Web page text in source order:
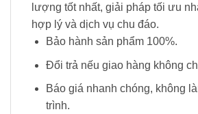
lượng tốt nhất, giải pháp tối ưu
hợp lý và dịch vụ chu đáo.
Bảo hành sản phẩm 100%.
Đổi trả nếu giao hàng không
Báo giá nhanh chóng, không
trình.